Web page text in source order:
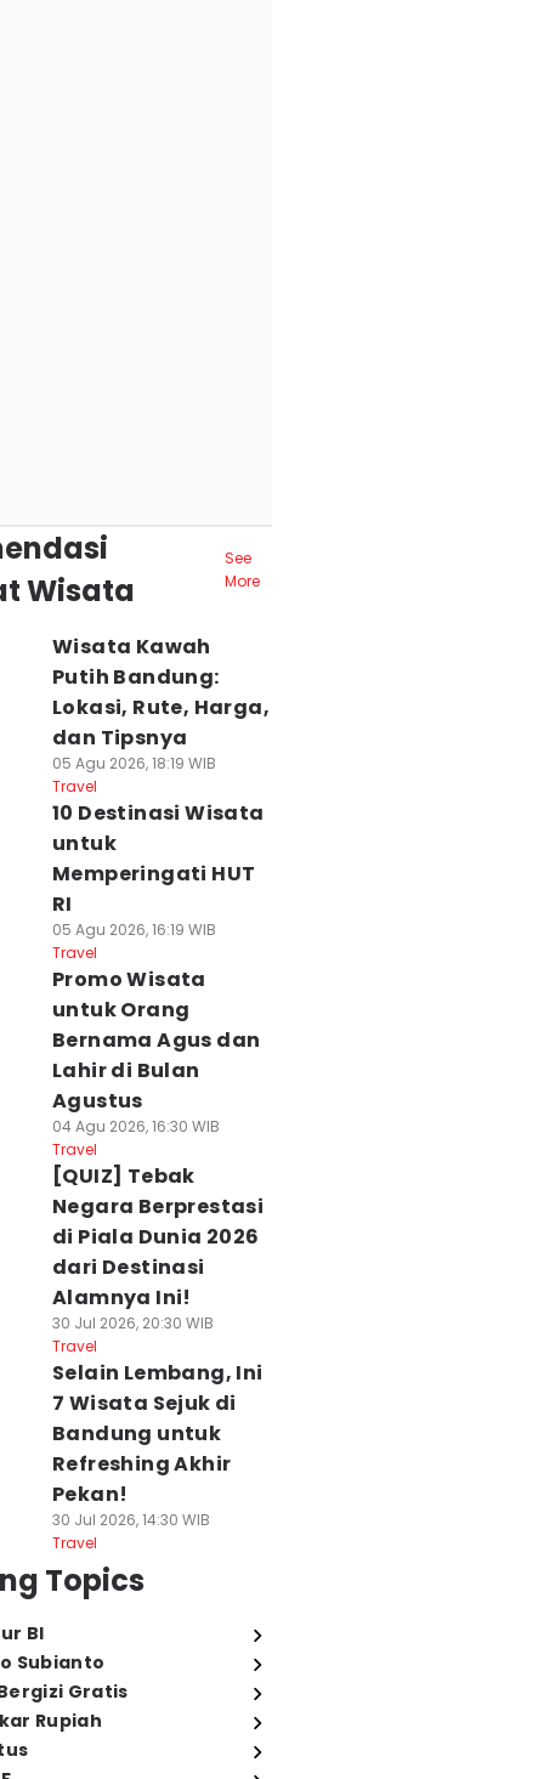
Wisata
See
More
Wisata Kawah
Putih Bandung:
Lokasi, Rute, Harga,
dan Tipsnya
05 Agu 2026, 18:19 WIB
Travel
10 Destinasi Wisata
untuk
Memperingati HUT
RI
05 Agu 2026, 16:19 WIB
Travel
Promo Wisata
untuk Orang
Bernama Agus dan
Lahir di Bulan
Agustus
04 Agu 2026, 16:30 WIB
Travel
[QUIZ] Tebak
Negara Berprestasi
di Piala Dunia 2026
dari Destinasi
Alamnya Ini!
30 Jul 2026, 20:30 WIB
Travel
Selain Lembang, Ini
7 Wisata Sejuk di
Bandung untuk
Refreshing Akhir
Pekan!
30 Jul 2026, 14:30 WIB
Travel
Topics
BI
Subianto
Gratis
Rupiah